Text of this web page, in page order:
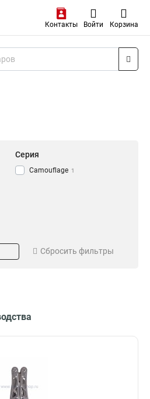
Контакты Войти Корзина
Серия
Camouflage 1
Сбросить фильтры